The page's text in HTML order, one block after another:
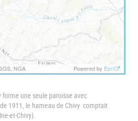
NGA Powered by Esri
forme une seule paroisse avec
1911, le hameau de Chivy comptait
et-Chivy).